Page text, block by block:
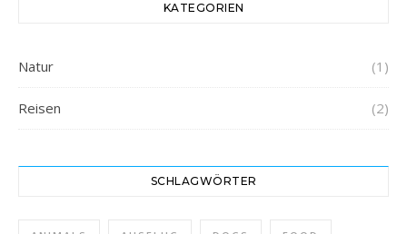
KATEGORIEN
Natur (1)
Reisen (2)
SCHLAGWÖRTER